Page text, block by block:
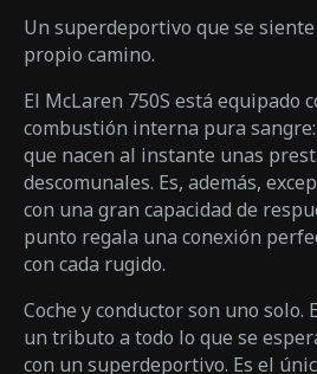
Un superdeportivo que se
propio camino.
El McLaren 750S está equipado
combustión interna pura
que nacen al instante unas
descomunales. Es, además,
con una gran capacidad de
punto regala una conexión
con cada rugido.
Coche y conductor son uno solo.
un tributo a todo lo que se
con un superdeportivo. Es el